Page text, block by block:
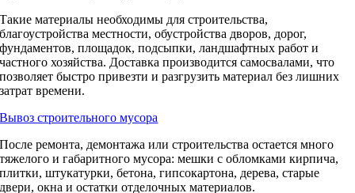
Такие материалы необходимы для строительства,
благоустройства местности, обустройства дворов, дорог,
фундаментов, площадок, подсыпки, ландшафтных работ и
частного хозяйства. Доставка производится самосвалами, что
позволяет быстро привезти и разгрузить материал без лишних
затрат времени.
Вывоз строительного мусора
После ремонта, демонтажа или строительства остается много
тяжелого и габаритного мусора: мешки с обломками кирпича,
плитки, штукатурки, бетона, гипсокартона, дерева, старые
двери, окна и остатки отделочных материалов.